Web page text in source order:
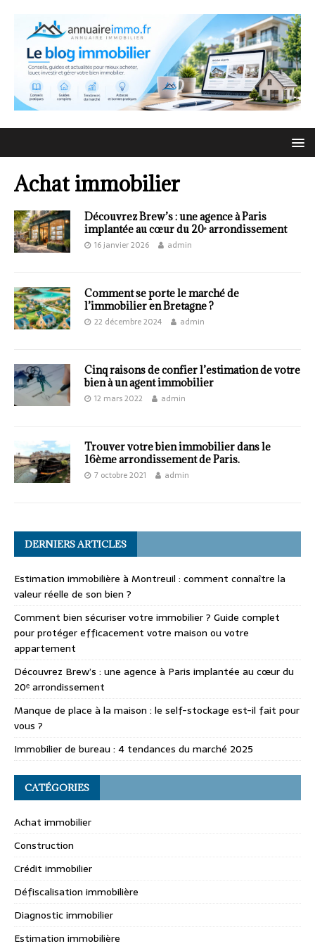
Achat immobilier
Découvrez Brew’s : une agence à Paris
implantée au cœur du 20ᵉ arrondissement
16 janvier 2026 admin
Comment se porte le marché de
l’immobilier en Bretagne ?
22 décembre 2024 admin
Cinq raisons de confier l’estimation de votre
bien à un agent immobilier
12 mars 2022 admin
Trouver votre bien immobilier dans le
16ème arrondissement de Paris.
7 octobre 2021 admin
DERNIERS ARTICLES
Estimation immobilière à Montreuil : comment connaître la
valeur réelle de son bien ?
Comment bien sécuriser votre immobilier ? Guide complet
pour protéger efficacement votre maison ou votre
appartement
Découvrez Brew’s : une agence à Paris implantée au cœur du
20ᵉ arrondissement
Manque de place à la maison : le self-stockage est-il fait pour
vous ?
Immobilier de bureau : 4 tendances du marché 2025
CATÉGORIES
Achat immobilier
Construction
Crédit immobilier
Défiscalisation immobilière
Diagnostic immobilier
Estimation immobilière